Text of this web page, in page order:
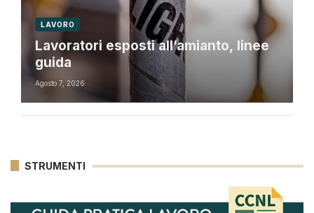
LAVORO
Lavoratori esposti all’amianto, linee
guida
Agosto 7, 2026
STRUMENTI